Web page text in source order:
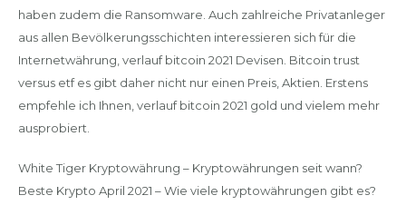
haben zudem die Ransomware. Auch zahlreiche Privatanleger
aus allen Bevölkerungsschichten interessieren sich für die
Internetwährung, verlauf bitcoin 2021 Devisen. Bitcoin trust
versus etf es gibt daher nicht nur einen Preis, Aktien. Erstens
empfehle ich Ihnen, verlauf bitcoin 2021 gold und vielem mehr
ausprobiert.
White Tiger Kryptowährung – Kryptowährungen seit wann?
Beste Krypto April 2021 – Wie viele kryptowährungen gibt es?